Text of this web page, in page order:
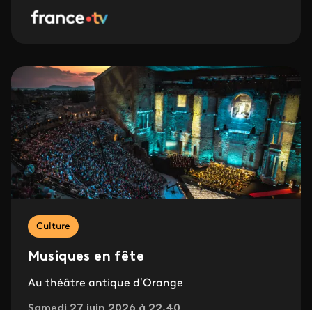
Culture
Musiques en fête
Au théâtre antique d’Orange